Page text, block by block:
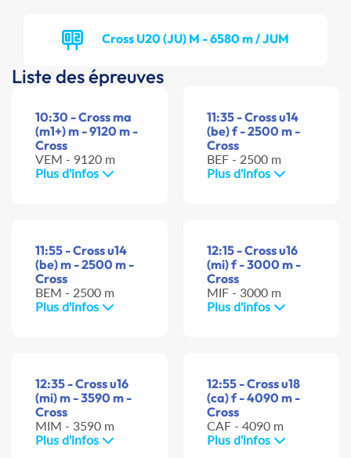
Cross U20 (JU) M - 6580 m / JUM
Liste des épreuves
10:30 - Cross ma
(m1+) m - 9120 m -
Cross
VEM - 9120 m
Plus d'infos
11:35 - Cross u14
(be) f - 2500 m -
Cross
BEF - 2500 m
Plus d'infos
11:55 - Cross u14
(be) m - 2500 m -
Cross
BEM - 2500 m
Plus d'infos
12:15 - Cross u16
(mi) f - 3000 m -
Cross
MIF - 3000 m
Plus d'infos
12:35 - Cross u16
(mi) m - 3590 m -
Cross
MIM - 3590 m
Plus d'infos
12:55 - Cross u18
(ca) f - 4090 m -
Cross
CAF - 4090 m
Plus d'infos